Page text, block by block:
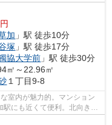
加 」駅 徒歩10分
塚 」駅 徒歩17分
協大学前 」駅 徒歩30分
㎡～22.96㎡
１丁目9-8
室内が魅力的。マンション
駅にも近くて便利。北向きな